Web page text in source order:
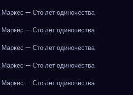
Маркес — Сто лет одиночества
Маркес — Сто лет одиночества
Маркес — Сто лет одиночества
Маркес — Сто лет одиночества
Маркес — Сто лет одиночества